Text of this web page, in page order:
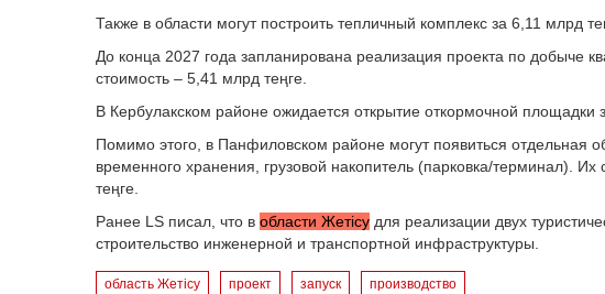
Также в области могут построить тепличный комплекс за 6,11 млрд
До конца 2027 года запланирована реализация проекта по добыче
стоимость – 5,41 млрд теңге.
В Кербулакском районе ожидается открытие откормочной площадки
Помимо этого, в Панфиловском районе могут появиться отдельная
временного хранения, грузовой накопитель (парковка/терминал). Их
теңге.
Ранее LS писал, что в области Жетісу для реализации двух
строительство инженерной и транспортной инфраструктуры.
область Жетісу проект запуск производство